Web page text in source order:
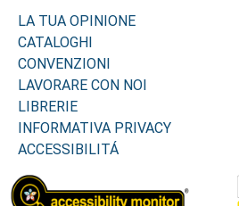
LA TUA OPINIONE
CATALOGHI
CONVENZIONI
LAVORARE CON NOI
LIBRERIE
INFORMATIVA PRIVACY
ACCESSIBILITÁ